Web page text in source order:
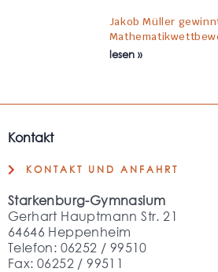
Jakob Müller
lesen »
Kontakt
KONTAKT UND ANFAHRT
Starkenburg-Gymnasium
Gerhart Hauptmann Str. 21
64646 Heppenheim
Telefon: 06252 / 99510
Fax: 06252 / 99511